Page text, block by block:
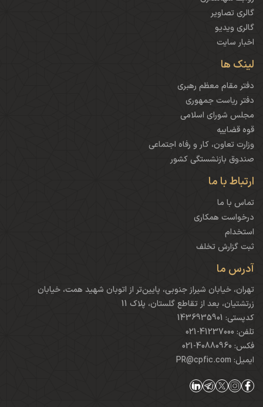
گالری تصاویر
گالری ویدیو
اخبار سایت
لینک ها
دفتر مقام معظم رهبری
دفتر ریاست جمهوری
مجلس شورای اسلامی
قوه قضاییه
وزارت تعاون، کار و رفاه اجتماعی
صندوق بازنشستگی کشور
ارتباط با ما
تماس با ما
درخواست همکاری
استخدام
ثبت گزارش تخلف
آدرس ما
تهران، خیابان شیراز جنوبی، پایین‌تر از اتوبان شهید همت، خیابان
زرتشتیان، بعد از تقاطع گلستان، پلاک 11
کدپستی: 1436935901
تلفن: 41237000-021
فکس: 40880960-021
ایمیل: PR@cpfic.com